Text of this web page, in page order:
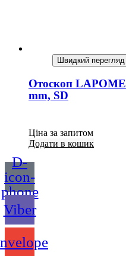
Швидкий перегляд
Отоскоп
mm, SD
Ціна за запитом
Додати в кошик
D-
icon-
phone
Viber